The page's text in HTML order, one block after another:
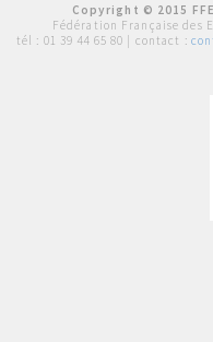
Copyright © 2015
Fédération Française des
tél : 01 39 44 65 80 | contact :